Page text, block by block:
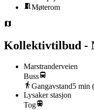
Møterom
Kollektivtilbud -
Marstranderveien
Buss
Gangavstand5 min (
Lysaker stasjon
Tog